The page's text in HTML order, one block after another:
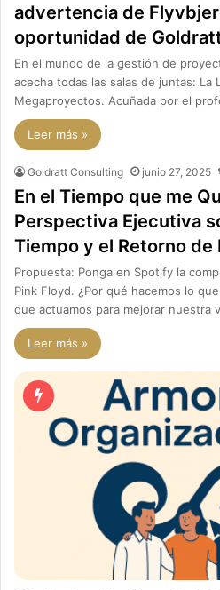
advertencia de
oportunidad de
En el mundo de la gestión de
acecha todas las salas de juntas: La
Megaproyectos. Acuñada por el
Leer más »
Goldratt Consulting junio 27, 2025
En el Tiempo que me
Perspectiva Ejecutiva
Tiempo y el Retorno de
Propuesta: Ponga en Spotify la
Pink Floyd. ¿Por qué hacemos lo
que actuamos para mejorar nuestra
Leer más »